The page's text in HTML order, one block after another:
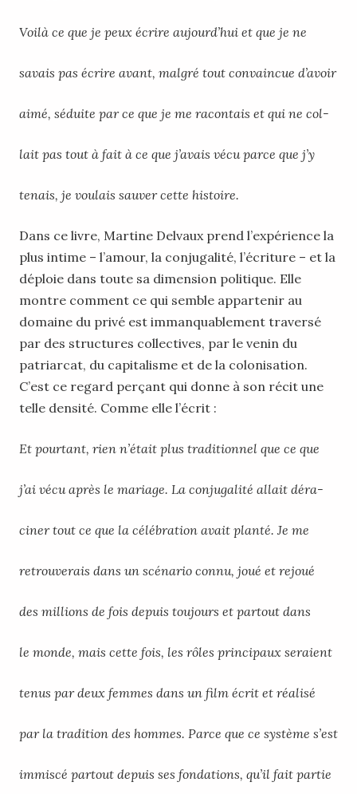
Voilà ce que je peux écrire aujourd’hui et que je ne
savais pas écrire avant, malgré tout convaincue d’avoir
aimé, séduite par ce que je me racontais et qui ne col-
lait pas tout à fait à ce que j’avais vécu parce que j’y
tenais, je voulais sauver cette histoire.
Dans ce livre, Martine Delvaux prend l’expérience la
plus intime – l’amour, la conjugalité, l’écriture – et la
déploie dans toute sa dimension politique. Elle
montre comment ce qui semble appartenir au
domaine du privé est immanquablement traversé
par des structures collectives, par le venin du
patriarcat, du capitalisme et de la colonisation.
C’est ce regard perçant qui donne à son récit une
telle densité. Comme elle l’écrit :
Et pourtant, rien n’était plus traditionnel que ce que
j’ai vécu après le mariage. La conjugalité allait déra-
ciner tout ce que la célébration avait planté. Je me
retrouverais dans un scénario connu, joué et rejoué
des millions de fois depuis toujours et partout dans
le monde, mais cette fois, les rôles principaux seraient
tenus par deux femmes dans un film écrit et réalisé
par la tradition des hommes. Parce que ce système s’est
immiscé partout depuis ses fondations, qu’il fait partie